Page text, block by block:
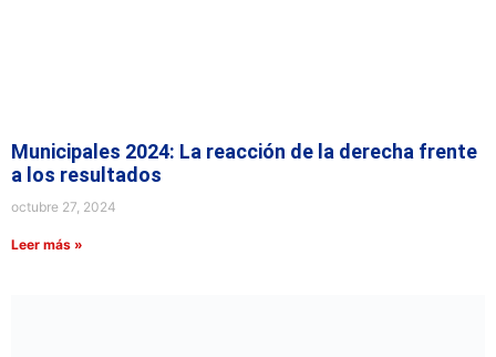
Municipales 2024: La reacción de la derecha frente
a los resultados
octubre 27, 2024
Leer más »